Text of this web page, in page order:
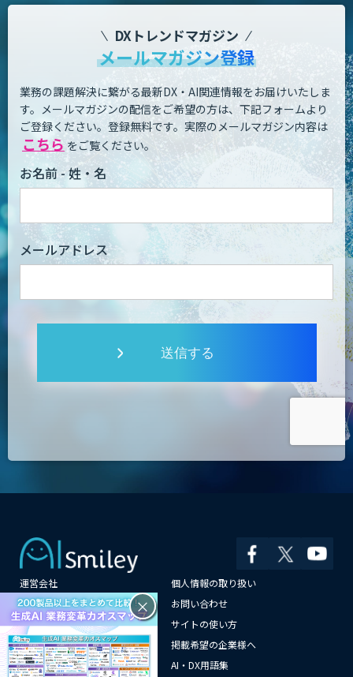
DXトレンドマガジン
メールマガジン登録
業務の課題解決に繋がる最新DX・AI関連情報をお届けいたしま
す。 メールマガジンの配信をご希望の方は、下記フォームより
ご登録ください。登録無料です。 実際のメールマガジン内容は
こちら をご覧ください。
お名前 - 姓・名
メールアドレス
送信する
運営会社
個人情報の取り扱い
よくある質問
お問い合わせ
メールマガジン登録
サイトの使い方
情報提供はこちらから
掲載希望の企業様へ
AI企業一覧
AI・DX用語集
×